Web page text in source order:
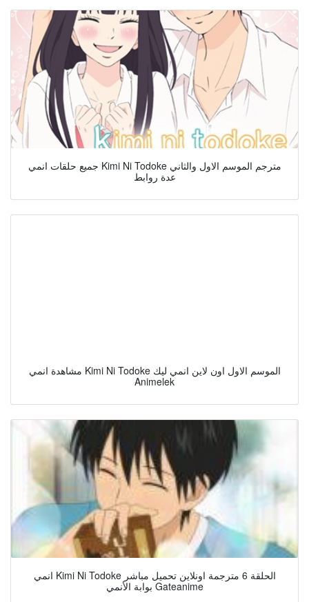
جميع حلقات انمي Kimi Ni Todoke مترجم الموسم الاول والثاني
عدة روابط
مشاهدة انمي Kimi Ni Todoke الموسم الاول اون لاين انمي ليك
Animelek
انمي Kimi Ni Todoke الحلقة 6 مترجمة اونلاين تحميل مباشر
بوابة الأنمي Gateanime